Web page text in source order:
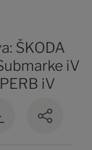
ŠKODA
iV
iV